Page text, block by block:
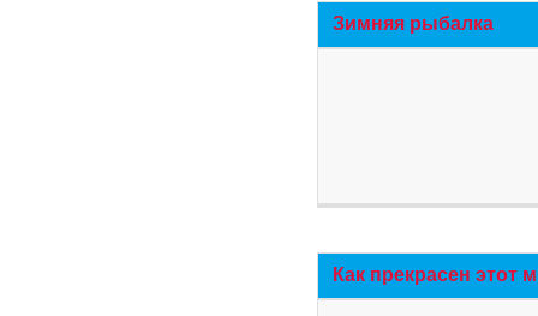
Зимняя рыбалка
Как прекрасен этот